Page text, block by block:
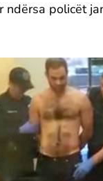
ndërsa policët